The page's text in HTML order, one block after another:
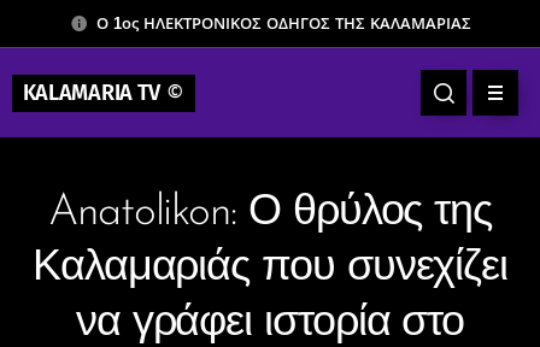
Ο 1ος ΗΛΕΚΤΡΟΝΙΚΟΣ ΟΔΗΓΟΣ ΤΗΣ ΚΑΛΑΜΑΡΙΑΣ
KALAMARIA TV©
Anatolikon: Ο θρύλος της
Καλαμαριάς που συνεχίζει
να γράφει ιστορία στο